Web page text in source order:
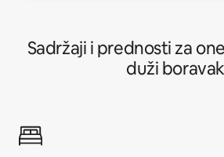
Sadržaji i prednosti za
duži boravak